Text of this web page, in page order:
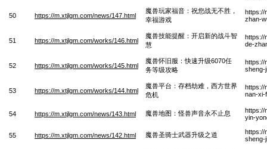
50 https://m.xtjlgm.com/news/147.html
魔兽玩家福音：祝您战无不胜，
幸福游戏
https://
zhan-
51 https://m.xtjlgm.com/works/146.html
魔兽技能提醒：开启新的战斗智
慧
https://
de-
52 https://m.xtjlgm.com/works/145.html
魔兽怀旧服：快速升级6070任
务等级攻略
https://
sheng-
53 https://m.xtjlgm.com/works/144.html
魔兽平台：存档劫难，西方世界
危机
https://
nan-xi-
54 https://m.xtjlgm.com/news/143.html 魔兽地图：怪兽声音永不止息
https://
yin-
55 https://m.xtjlgm.com/news/142.html 魔兽圣骑士武器升级之道
https://
sheng-